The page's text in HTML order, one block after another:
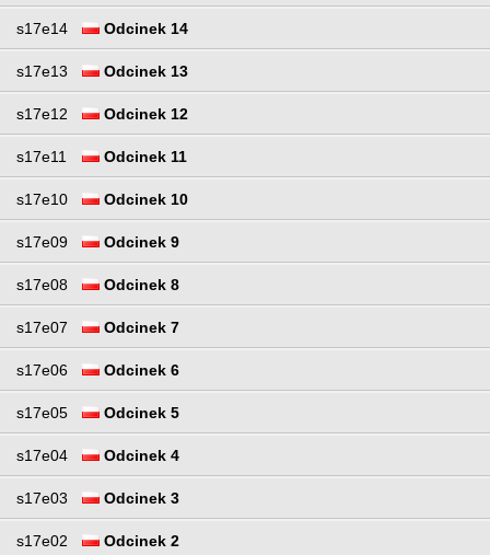
s17e14 Odcinek 14
s17e13 Odcinek 13
s17e12 Odcinek 12
s17e11 Odcinek 11
s17e10 Odcinek 10
s17e09 Odcinek 9
s17e08 Odcinek 8
s17e07 Odcinek 7
s17e06 Odcinek 6
s17e05 Odcinek 5
s17e04 Odcinek 4
s17e03 Odcinek 3
s17e02 Odcinek 2